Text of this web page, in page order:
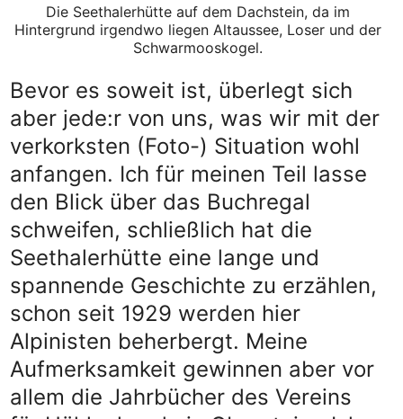
Die Seethalerhütte auf dem Dachstein, da im
Hintergrund irgendwo liegen Altaussee, Loser und der
Schwarmooskogel.
Bevor es soweit ist, überlegt sich
aber jede:r von uns, was wir mit der
verkorksten (Foto-) Situation wohl
anfangen. Ich für meinen Teil lasse
den Blick über das Buchregal
schweifen, schließlich hat die
Seethalerhütte eine lange und
spannende Geschichte zu erzählen,
schon seit 1929 werden hier
Alpinisten beherbergt. Meine
Aufmerksamkeit gewinnen aber vor
allem die Jahrbücher des Vereins